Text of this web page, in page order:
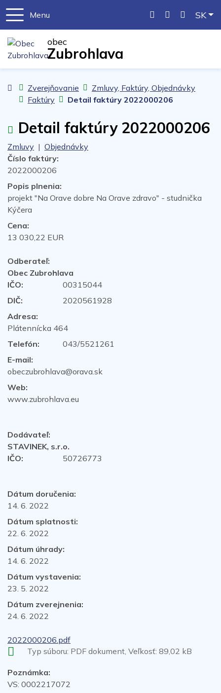
Menu
043/5521261SK
obec
Zubrohlava
Úvodná stránka
Zverejňovanie
Zmluvy, Faktúry, Objednávky
Faktúry
Detail faktúry 2022000206
Detail faktúry 2022000206
Zmluvy | Objednávky
Číslo faktúry:
2022000206
Popis plnenia:
projekt "Na Orave dobre Na Orave zdravo" - studnička
Kýčera
Cena:
13 030,22 EUR
Odberateľ:
Obec Zubrohlava
IČO:
00315044
DIČ:
2020561928
Adresa:
Plátennícka 464
Telefón:
043/5521261
E-mail:
obeczubrohlava@orava.sk
Web:
www.zubrohlava.eu
Dodávateľ:
STAVINEK, s.r.o.
IČO:
50726773
Dátum doručenia:
14. 6. 2022
Dátum splatnosti:
22. 6. 2022
Dátum úhrady:
14. 6. 2022
Dátum vystavenia:
23. 5. 2022
Dátum zverejnenia:
24. 6. 2022
2022000206.pdf
Typ súboru: PDF dokument, Veľkosť: 89,02 kB
Poznámka:
VS: 0002217072